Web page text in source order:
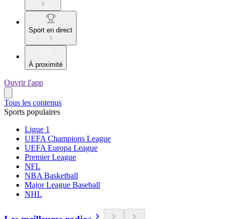
Sport en direct
À proximité
Ouvrir l'app
Tous les contenus
Sports populaires
Ligue 1
UEFA Champions League
UEFA Europa League
Premier League
NFL
NBA Basketball
Major League Baseball
NHL